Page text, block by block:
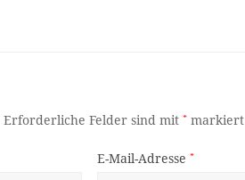
Erforderliche Felder sind mit* markiert
E-Mail-Adresse *